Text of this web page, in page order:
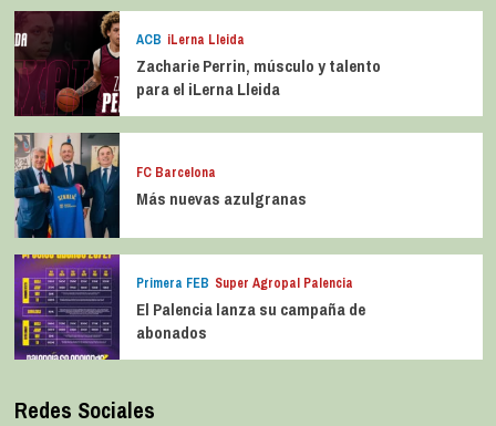
ACB iLerna Lleida
Zacharie Perrin, músculo y talento
para el iLerna Lleida
FC Barcelona
Más nuevas azulgranas
Primera FEB Super Agropal Palencia
El Palencia lanza su campaña de
abonados
Redes Sociales